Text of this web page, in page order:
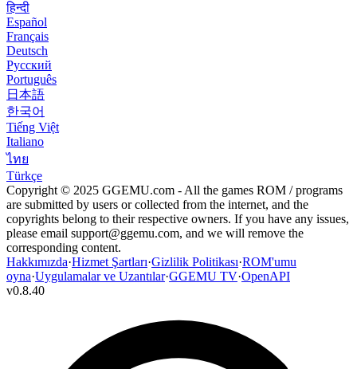
हिन्दी
Español
Français
Deutsch
Русский
Português
日本語
한국어
Tiếng Việt
Italiano
ไทย
Türkçe
Copyright © 2025 GGEMU.com - All the games ROM / programs
are submitted by users or collected from the internet, and the
copyrights belong to their respective owners. If you have any issues,
please email support@ggemu.com, and we will remove the
corresponding content.
Hakkımızda·Hizmet Şartları·Gizlilik Politikası·ROM'umu
oyna·Uygulamalar ve Uzantılar·GGEMU TV·OpenAPI
v0.8.40